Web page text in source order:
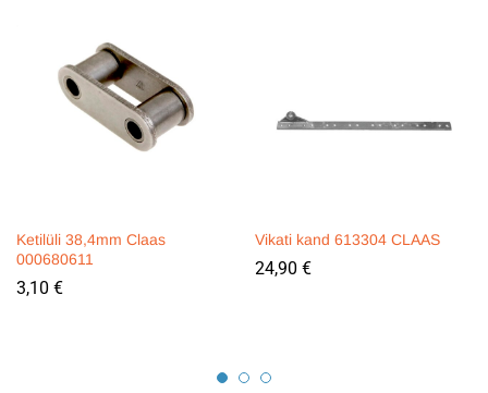
Ketilüli 38,4mm Claas
000680611
3,10 €
Vikati kand 613304 CLAAS
24,90 €